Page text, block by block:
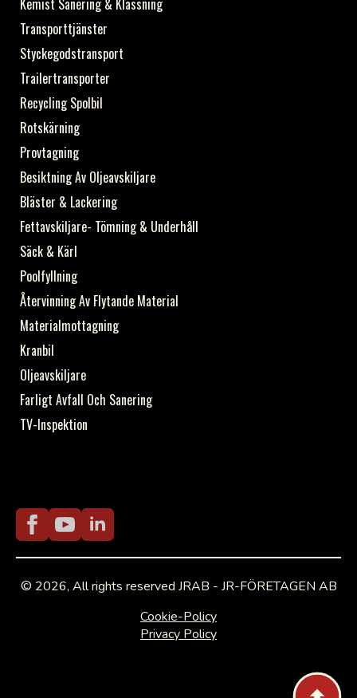
Kemist Sanering & Klassning
Transporttjänster
Styckegodstransport
Trailertransporter
Recycling Spolbil
Rotskärning
Provtagning
Besiktning Av Oljeavskiljare
Bläster & Lackering
Fettavskiljare- Tömning & Underhåll
Säck & Kärl
Poolfyllning
Återvinning Av Flytande Material
Materialmottagning
Kranbil
Oljeavskiljare
Farligt Avfall Och Sanering
TV-Inspektion
© 2026, All rights reserved JRAB - JR-FÖRETAGEN AB
Cookie-Policy
Privacy Policy